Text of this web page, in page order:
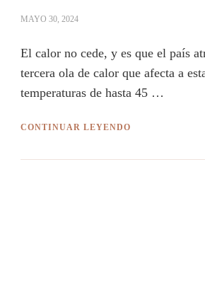
MAYO 30, 2024
El calor no cede, y es que el país
tercera ola de calor que afecta a
temperaturas de hasta 45 …
CONTINUAR LEYENDO